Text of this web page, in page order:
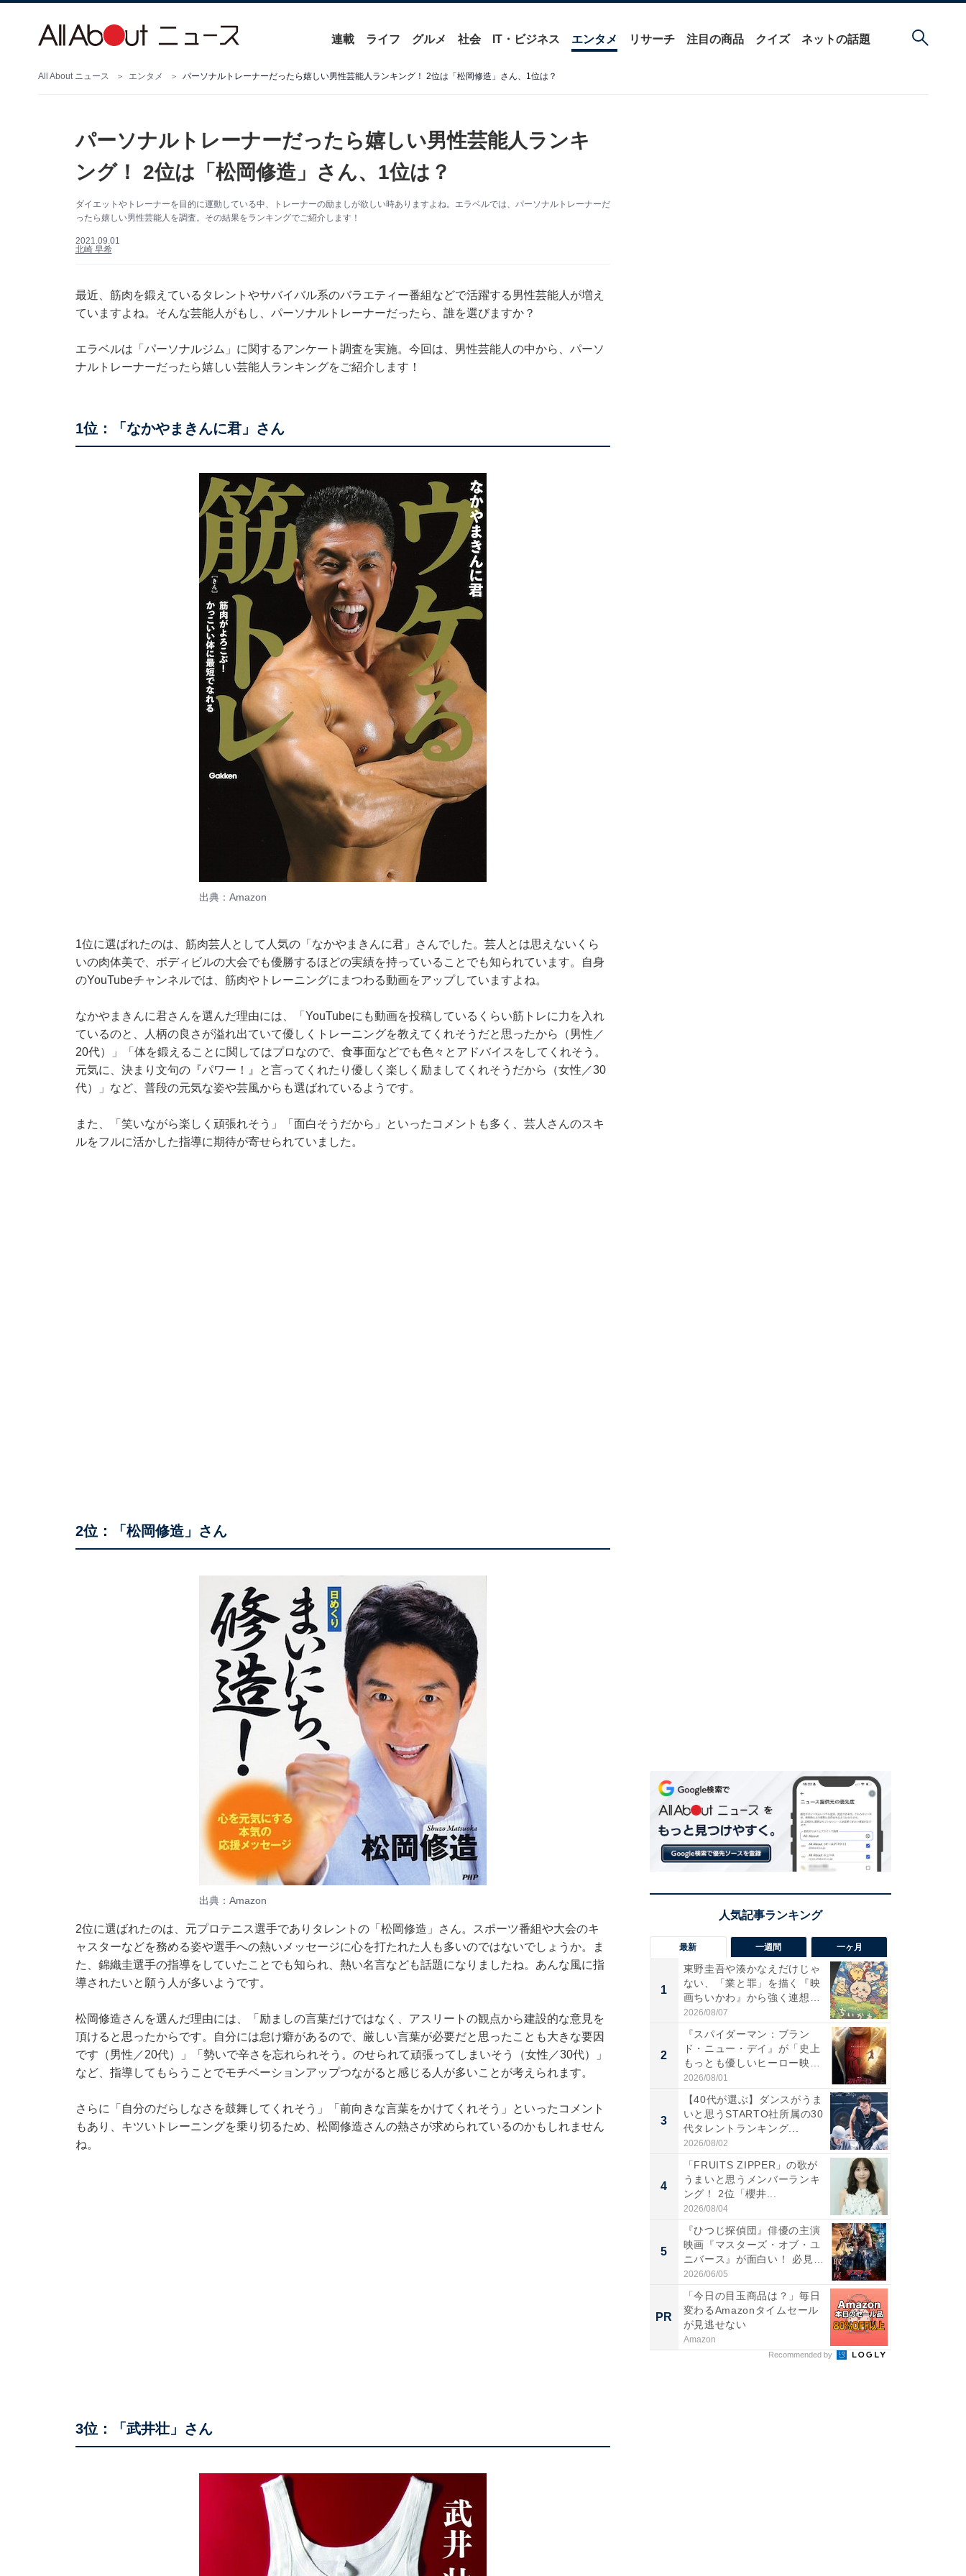
連載 ライフ グルメ 社会 IT・ビジネス エンタメ リサーチ 注目の商品 クイズ ネットの話題
All About ニュース エンタメ パーソナルトレーナーだったら嬉しい男性芸能人ランキング！ 2位は「松岡修造」さん、1位は？
パーソナルトレーナーだったら嬉しい男性芸能人ランキ
ング！ 2位は「松岡修造」さん、1位は？
ダイエットやトレーナーを目的に運動している中、トレーナーの励ましが欲しい時ありますよね。エラベルでは、パーソナルトレーナーだ
ったら嬉しい男性芸能人を調査。その結果をランキングでご紹介します！
2021.09.01
北崎 早希
最近、筋肉を鍛えているタレントやサバイバル系のバラエティー番組などで活躍する男性芸能人が増え
ていますよね。そんな芸能人がもし、パーソナルトレーナーだったら、誰を選びますか？
エラベルは「パーソナルジム」に関するアンケート調査を実施。今回は、男性芸能人の中から、パーソ
ナルトレーナーだったら嬉しい芸能人ランキングをご紹介します！
1位：「なかやまきんに君」さん
出典： Amazon
1位に選ばれたのは、筋肉芸人として人気の「なかやまきんに君」さんでした。芸人とは思えないくら
いの肉体美で、ボディビルの大会でも優勝するほどの実績を持っていることでも知られています。自身
のYouTubeチャンネルでは、筋肉やトレーニングにまつわる動画をアップしていますよね。
なかやまきんに君さんを選んだ理由には、「YouTubeにも動画を投稿しているくらい筋トレに力を入れ
ているのと、人柄の良さが溢れ出ていて優しくトレーニングを教えてくれそうだと思ったから（男性／
20代）」「体を鍛えることに関してはプロなので、食事面などでも色々とアドバイスをしてくれそう。
元気に、決まり文句の『パワー！』と言ってくれたり優しく楽しく励ましてくれそうだから（女性／30
代）」など、普段の元気な姿や芸風からも選ばれているようです。
また、「笑いながら楽しく頑張れそう」「面白そうだから」といったコメントも多く、芸人さんのスキ
ルをフルに活かした指導に期待が寄せられていました。
2位：「松岡修造」さん
出典： Amazon
2位に選ばれたのは、元プロテニス選手でありタレントの「松岡修造」さん。スポーツ番組や大会のキ
ャスターなどを務める姿や選手への熱いメッセージに心を打たれた人も多いのではないでしょうか。ま
た、錦織圭選手の指導をしていたことでも知られ、熱い名言なども話題になりましたね。あんな風に指
導されたいと願う人が多いようです。
松岡修造さんを選んだ理由には、「励ましの言葉だけではなく、アスリートの観点から建設的な意見を
頂けると思ったからです。自分には怠け癖があるので、厳しい言葉が必要だと思ったことも大きな要因
です（男性／20代）」「勢いで辛さを忘れられそう。のせられて頑張ってしまいそう（女性／30代）」
など、指導してもらうことでモチベーションアップつながると感じる人が多いことが考えられます。
さらに「自分のだらしなさを鼓舞してくれそう」「前向きな言葉をかけてくれそう」といったコメント
もあり、キツいトレーニングを乗り切るため、松岡修造さんの熱さが求められているのかもしれません
ね。
3位：「武井壮」さん
最新 一週間 一ヶ月
1
東野圭吾や湊かなえだけじゃ
ない、「業と罪」を描く『映
画ちいかわ』から強く連想し
た...
2026/08/07
2
『スパイダーマン：ブラン
ド・ニュー・デイ』が「史上
もっとも優しいヒーロー映
画」に...
2026/08/01
3
【40代が選ぶ】ダンスがうま
いと思うSTARTO社所属の30
代タレントランキング...
2026/08/02
4
「FRUITS ZIPPER」の歌が
うまいと思うメンバーランキ
ング！ 2位「櫻井...
2026/08/04
5
『ひつじ探偵団』俳優の主演
映画『マスターズ・オブ・ユ
ニバース』が面白い！ 必見
で...
2026/06/05
PR
「今日の目玉商品は？」毎日
変わるAmazonタイムセール
が見逃せない
Amazon
Recommended by